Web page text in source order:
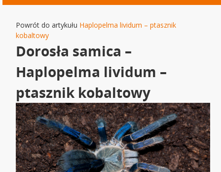
Powrót do artykułu Haplopelma lividum – ptasznik
kobaltowy
Dorosła samica –
Haplopelma lividum –
ptasznik kobaltowy